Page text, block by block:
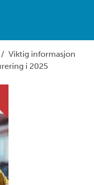
/ Viktig informasjon
i 2025